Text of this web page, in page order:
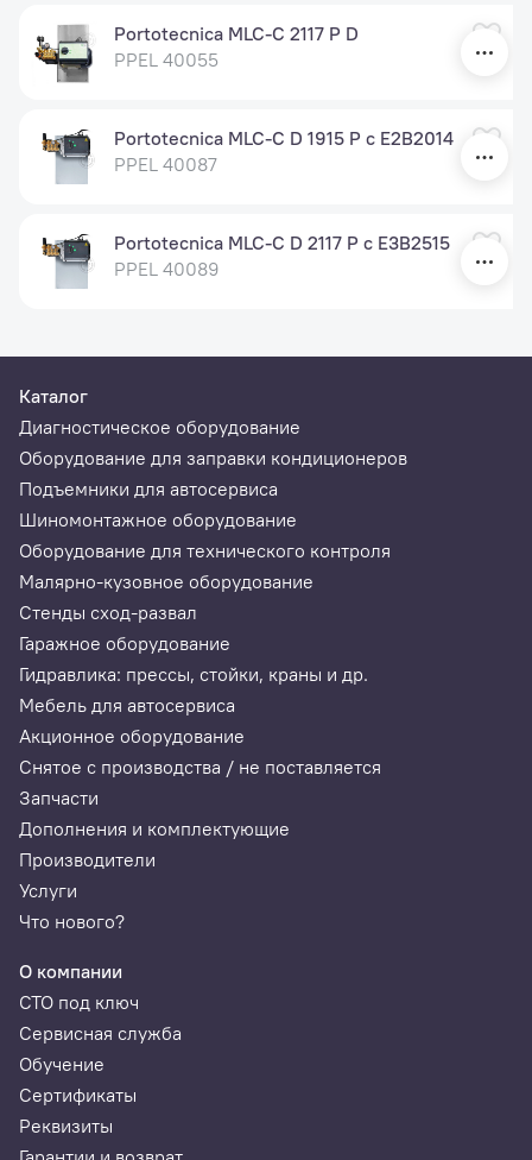
Portotecnica MLC-C 2117 P D
PPEL 40055
Portotecnica MLC-C D 1915 P c E2B2014
PPEL 40087
Portotecnica MLC-C D 2117 P c E3B2515
PPEL 40089
Каталог
Диагностическое оборудование
Оборудование для заправки кондиционеров
Подъемники для автосервиса
Шиномонтажное оборудование
Оборудование для технического контроля
Малярно-кузовное оборудование
Стенды сход-развал
Гаражное оборудование
Гидравлика: прессы, стойки, краны и др.
Мебель для автосервиса
Акционное оборудование
Снятое с производства / не поставляется
Запчасти
Дополнения и комплектующие
Производители
Услуги
Что нового?
О компании
СТО под ключ
Сервисная служба
Обучение
Сертификаты
Реквизиты